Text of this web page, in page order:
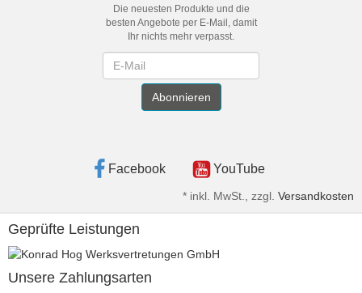
Die neuesten Produkte und die
besten Angebote per E-Mail, damit
Ihr nichts mehr verpasst.
Abonnieren
Facebook YouTube
* inkl. MwSt., zzgl. Versandkosten
Geprüfte Leistungen
Unsere Zahlungsarten